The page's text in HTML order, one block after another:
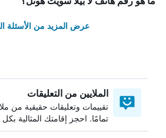
عرض المزيد من الأسئلة
الملايين من التعليقات
تقييمات وتعليقات حقيقية من
تمامًا. احجز إقامتك المثالية